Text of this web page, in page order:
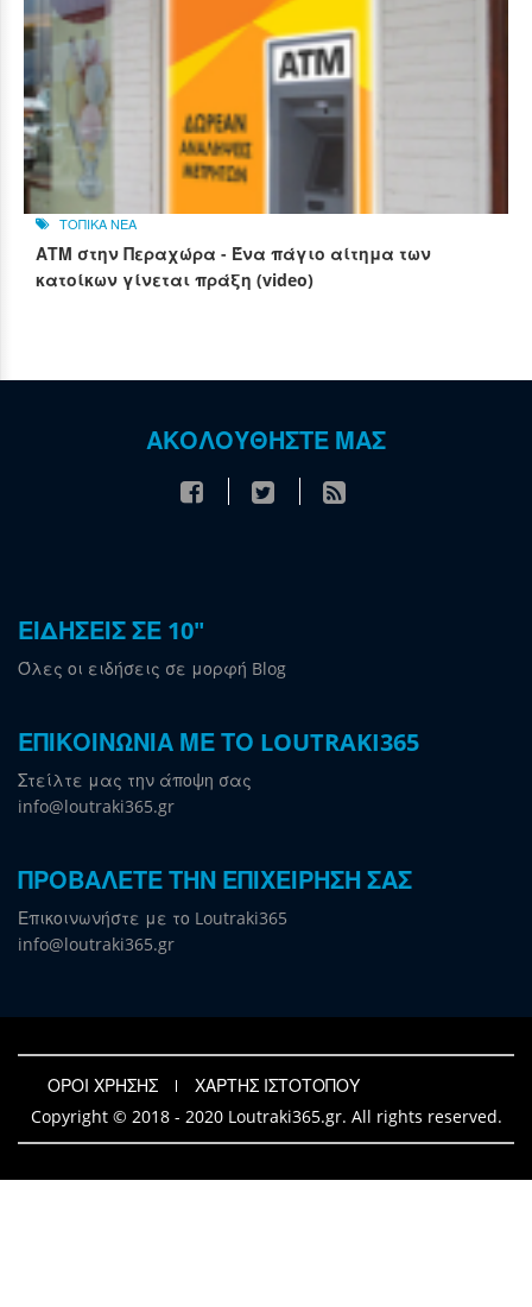
ΤΟΠΙΚΑ ΝΕΑ
ΑΤΜ στην Περαχώρα - Ένα πάγιο αίτημα των
κατοίκων γίνεται πράξη (video)
ΑΚΟΛΟΥΘΗΣΤΕ ΜΑΣ
ΕΙΔΗΣΕΙΣ ΣΕ 10"
Όλες οι ειδήσεις σε μορφή Blog
ΕΠΙΚΟΙΝΩΝΙΑ ΜΕ ΤΟ LOUTRAKI365
Στείλτε μας την άποψη σας
info@loutraki365.gr
ΠΡΟΒΑΛΕΤΕ ΤΗΝ ΕΠΙΧΕΙΡΗΣΗ ΣΑΣ
Επικοινωνήστε με το Loutraki365
info@loutraki365.gr
ΟΡΟΙ ΧΡΗΣΗΣ
ΧΑΡΤΗΣ ΙΣΤΟΤΟΠΟΥ
Copyright © 2018 - 2020 Loutraki365.gr. All rights reserved.